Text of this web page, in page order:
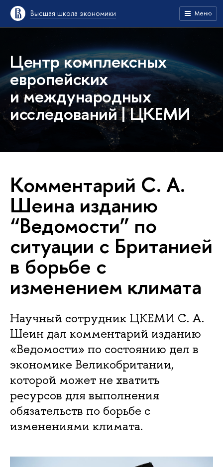
Высшая школа экономики Меню
Центр комплексных
европейских
и международных
исследований | ЦКЕМИ
Комментарий С. А.
Шеина изданию
“Ведомости” по
ситуации с Британией
в борьбе с
изменением климата
Научный сотрудник ЦКЕМИ С. А.
Шеин дал комментарий изданию
«Ведомости» по состоянию дел в
экономике Великобритании,
которой может не хватить
ресурсов для выполнения
обязательств по борьбе с
изменениями климата.